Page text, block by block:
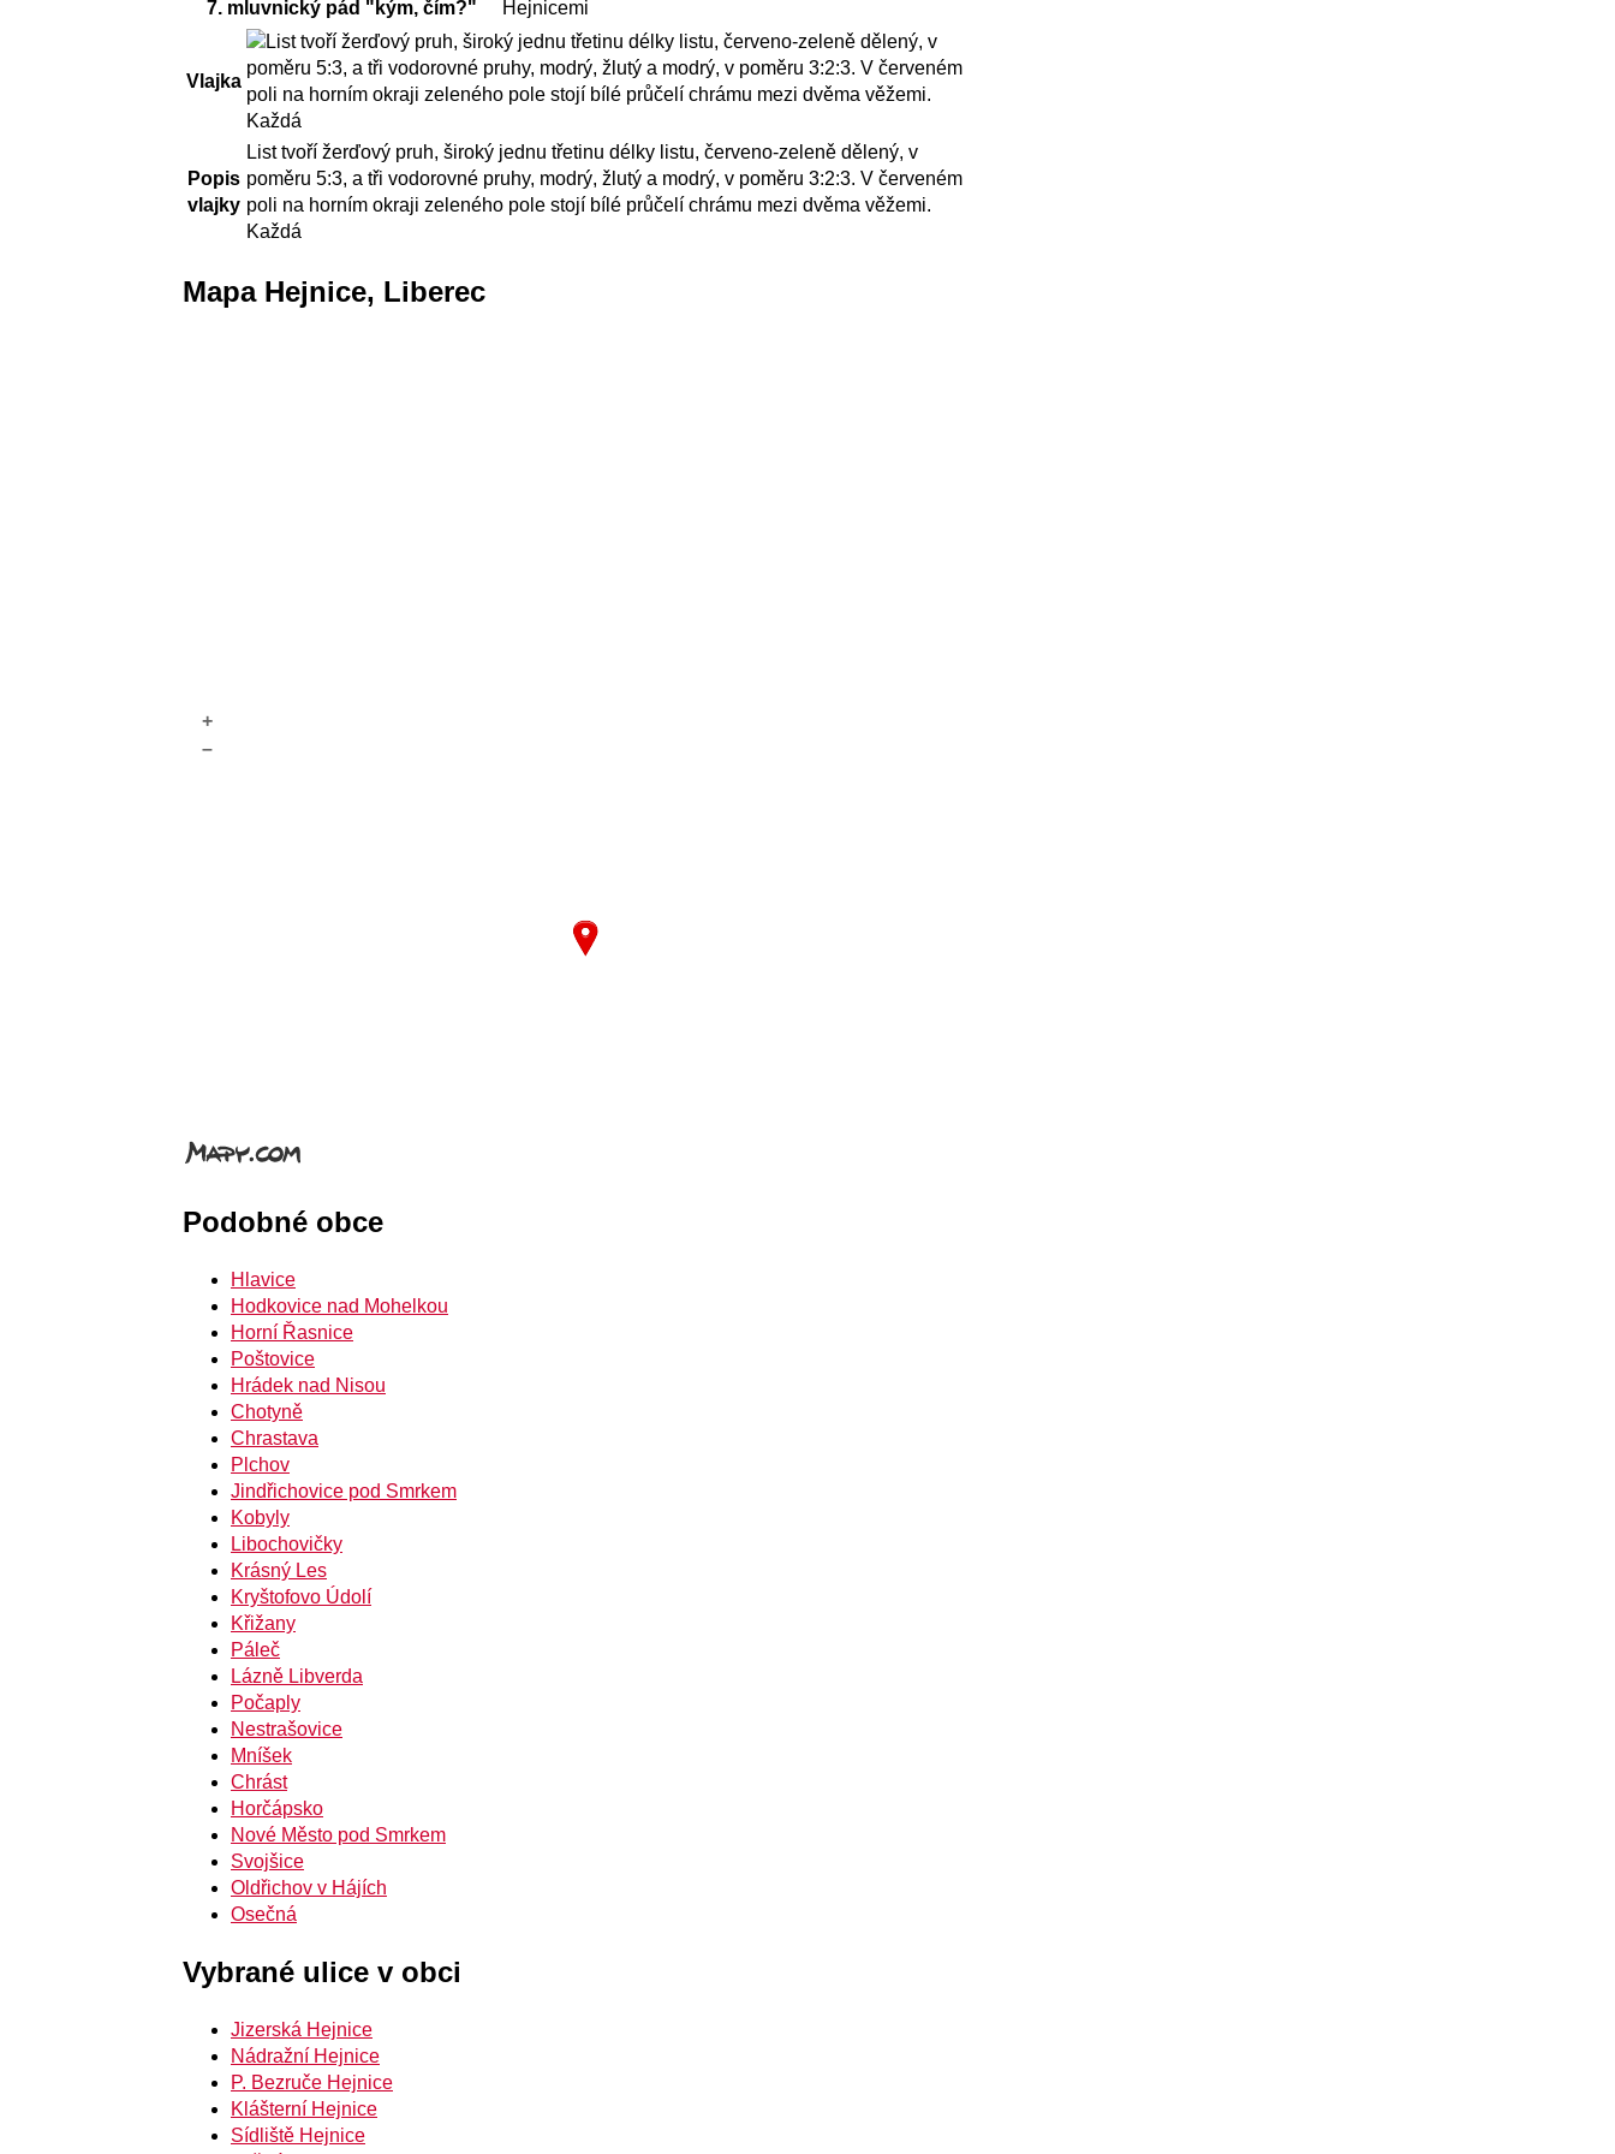
7. mluvnický pád "kým, čím?" Hejnicemi
Vlajka
Popis
vlajky
List tvoří žerďový pruh, široký jednu třetinu délky listu, červeno-zeleně dělený, v
poměru 5:3, a tři vodorovné pruhy, modrý, žlutý a modrý, v poměru 3:2:3. V červeném
poli na horním okraji zeleného pole stojí bílé průčelí chrámu mezi dvěma věžemi.
Každá
Mapa Hejnice, Liberec
+
–
Podobné obce
Hlavice
Hodkovice nad Mohelkou
Horní Řasnice
Poštovice
Hrádek nad Nisou
Chotyně
Chrastava
Plchov
Jindřichovice pod Smrkem
Kobyly
Libochovičky
Krásný Les
Kryštofovo Údolí
Křižany
Páleč
Lázně Libverda
Počaply
Nestrašovice
Mníšek
Chrást
Horčápsko
Nové Město pod Smrkem
Svojšice
Oldřichov v Hájích
Osečná
Vybrané ulice v obci
Jizerská Hejnice
Nádražní Hejnice
P. Bezruče Hejnice
Klášterní Hejnice
Sídliště Hejnice